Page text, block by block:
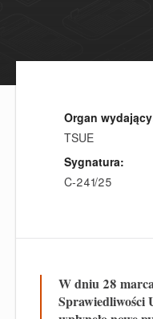
Organ
TSUE
Sygnatura:
C-241/25
W dniu 28
Sprawiedliwości